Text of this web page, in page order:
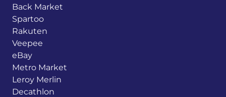
Back Market
Spartoo
Rakuten
Veepee
eBay
Metro Market
Leroy Merlin
Decathlon